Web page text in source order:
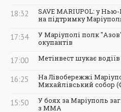
18:32
SAVE MARIUPOL: у
на підтримку
17:34
У Маріуполі полк
окупантів
17:00 Метінвест шукає
16:25
На Лівобережжі
Михайлівський собор
15:50
У боях за Маріуполь
з ММА